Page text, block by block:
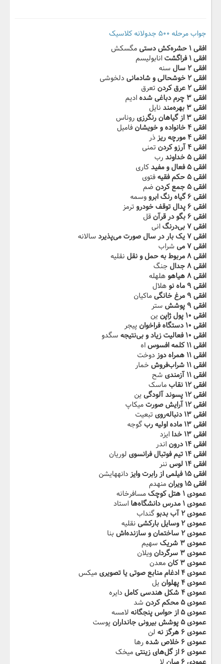
جواب مرحله ۵۰۰ جدولانه کلاسیک
افقی ۱ حشره‌کش دستی
مگسکش
افقی ۱ فراگشت
انابولیسم
افقی ۲ سال
سنه
افقی ۲ خوشحالی و شادمانی
دلخوشی
افقی ۲ عرق کردن
تعرق
افقی ۳ چرم دباغی شده
ادیم
افقی ۳ بهره‌مند
نایل
افقی ۳ از گیاهان رنگرزی
روناس
افقی ۴ خانواده و خویشان
فامیل
افقی ۴ مورچه ریز
ذر
افقی ۴ آرزو کردن
تمنی
افقی ۵ خداوند
رب
افقی ۵ فعال و مفید
کاری
افقی ۵ حکم فقیه
فتوی
افقی ۵ جمع کردن
ضم
افقی ۶ گیاه رنگ ابرو
وسمه
افقی ۶ پدال توقف خودرو
ترمز
افقی ۶ بگو در قرآن
قل
افقی ۷ بی‌درنگ
انی
افقی ۷ یک بار در سال صورت می‌پذیرد
سالانه
افقی ۷ می
شراب
افقی ۸ مربوط به حمل و نقل
نقلیه
افقی ۸ جدال
جنگ
افقی ۸ هیاهو
هلهله
افقی ۹ ماه نو
هلال
افقی ۹ مرغ خانگی
ماکیان
افقی ۹ پوشش
ستر
افقی ۱۰ پول ژاپن
ین
افقی ۱۰ دستگاه فراخوان
پیجر
افقی ۱۰ فعالیت زیاد و بی‌نتیجه
سگدو
افقی ۱۱ کلمه افسوس
اه
افقی ۱۱ همراه دوز
دوخت
افقی ۱۱ شراب‌فروش
خمار
افقی ۱۱ آزمندی
شح
افقی ۱۲ نقاب
ماسک
افقی ۱۲ پسوند آلودگی
ین
افقی ۱۲ آرایش صورت
میکاپ
افقی ۱۳ دنباله‌روی
تبعیت
افقی ۱۳ ماده اولیه رب
گوجه
افقی ۱۳ خدا
ایزد
افقی ۱۴ درون
اندر
افقی ۱۴ تیم فوتبال فرانسوی
لوریان
افقی ۱۴ لوس
ننر
افقی ۱۵ فیلمی از رابرت وایز
دانههایشن
افقی ۱۵ ویران
منهدم
عمودی ۱ هتل کوچک
مسافرخانه
عمودی ۱ مدرس دانشگاه‌ها
استاد
عمودی ۲ آب بدبو
گنداب
عمودی ۲ وسایل بارکشی
نقلیه
عمودی ۲ ساختمان و سازنده‌اش
بنا
عمودی ۳ شریک
سهیم
عمودی ۳ سرگردان
ویلان
عمودی ۳ کان
معدن
عمودی ۴ ادغام منابع صوتی یا تصویری
میکس
عمودی ۴ پهلوان
یل
عمودی ۴ شکل هندسی کامل
دایره
عمودی ۵ محکم کردن
شد
عمودی ۵ از حواس پنجگانه
لامسه
عمودی ۵ پوشش بیرونی جانداران
پوست
عمودی ۶ هرگز نه
لن
عمودی ۶ خلاص شده
رها
عمودی ۶ از گل‌های زینتی
میخک